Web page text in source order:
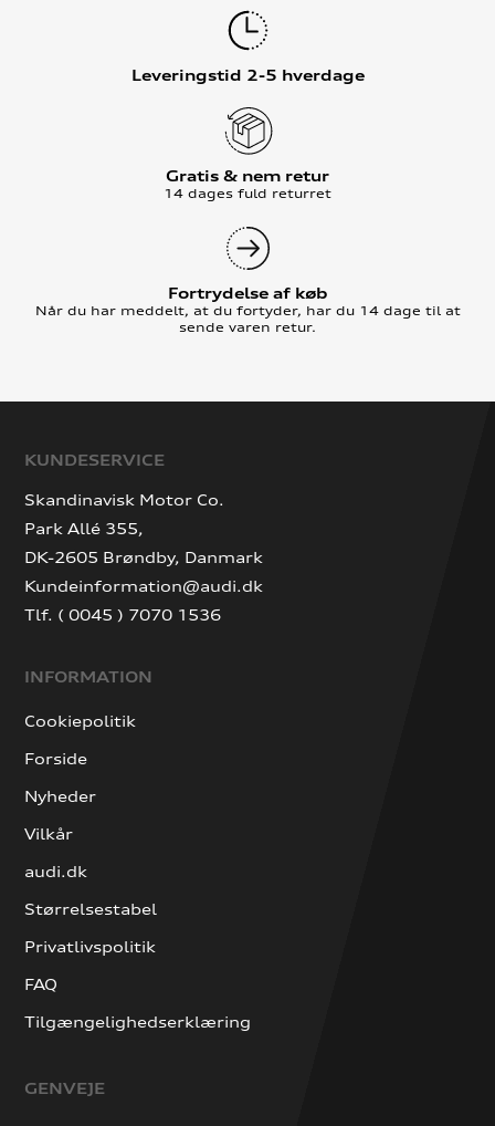
Leveringstid 2-5 hverdage
Gratis & nem retur
14 dages fuld returret
Fortrydelse af køb
Når du har meddelt, at du fortyder, har du 14 dage til at
sende varen retur.
KUNDESERVICE
Skandinavisk Motor Co.
Park Allé 355,
DK-2605 Brøndby, Danmark
Kundeinformation@audi.dk
Tlf. ( 0045 ) 7070 1536
INFORMATION
Cookiepolitik
Forside
Nyheder
Vilkår
audi.dk
Størrelsestabel
Privatlivspolitik
FAQ
Tilgængelighedserklæring
GENVEJE